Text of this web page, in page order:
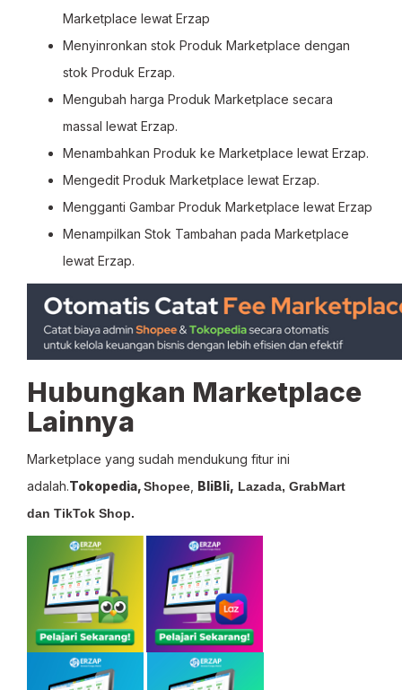
Marketplace lewat Erzap
Menyinronkan stok Produk Marketplace dengan
stok Produk Erzap.
Mengubah harga Produk Marketplace secara
massal lewat Erzap.
Menambahkan Produk ke Marketplace lewat Erzap.
Mengedit Produk Marketplace lewat Erzap.
Mengganti Gambar Produk Marketplace lewat Erzap
Menampilkan Stok Tambahan pada Marketplace
lewat Erzap.
Hubungkan Marketplace
Lainnya
Marketplace yang sudah mendukung fitur ini
adalah.Tokopedia,Shopee BliBli, Lazada, GrabMart
dan TikTok Shop.